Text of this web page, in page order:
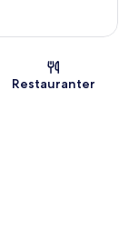
Restauranter